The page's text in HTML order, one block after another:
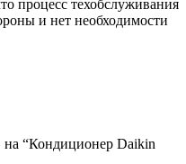
процесс техобслуживания
и нет необходимости
на “Кондиционер Daikin